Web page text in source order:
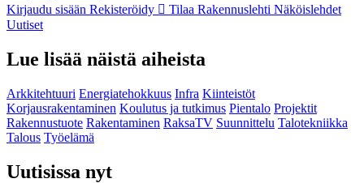
Kirjaudu sisään Rekisteröidy Tilaa Rakennuslehti Näköislehdet
Uutiset
Lue lisää näistä aiheista
Arkkitehtuuri Energiatehokkuus Infra Kiinteistöt
Korjausrakentaminen Koulutus ja tutkimus Pientalo Projektit
Rakennustuote Rakentaminen RaksaTV Suunnittelu Talotekniikka
Talous Työelämä
Uutisissa nyt